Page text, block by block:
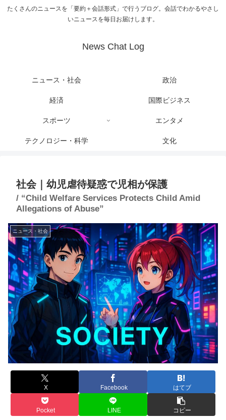
たくさんのニュースを「要約＋会話形式」で行うブログ。会話でわかるやさし
いニュースを毎日お届けします。
News Chat Log
ニュース・社会 政治
経済 国際ビジネス
スポーツ エンタメ
テクノロジー・科学 文化
社会｜幼児虐待疑惑で児相が保護
/ “Child Welfare Services Protects Child Amid
Allegations of Abuse”
ニュース・社会
X Facebook はてブ
Pocket LINE コピー